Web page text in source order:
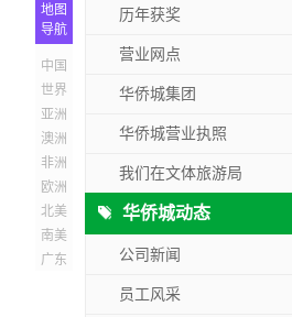
历年获奖
营业网点
华侨城集团
华侨城营业执照
我们在文体旅游局
华侨城动态
公司新闻
员工风采
地图
导航
中国
世界
亚洲
澳洲
非洲
欧洲
北美
南美
广东